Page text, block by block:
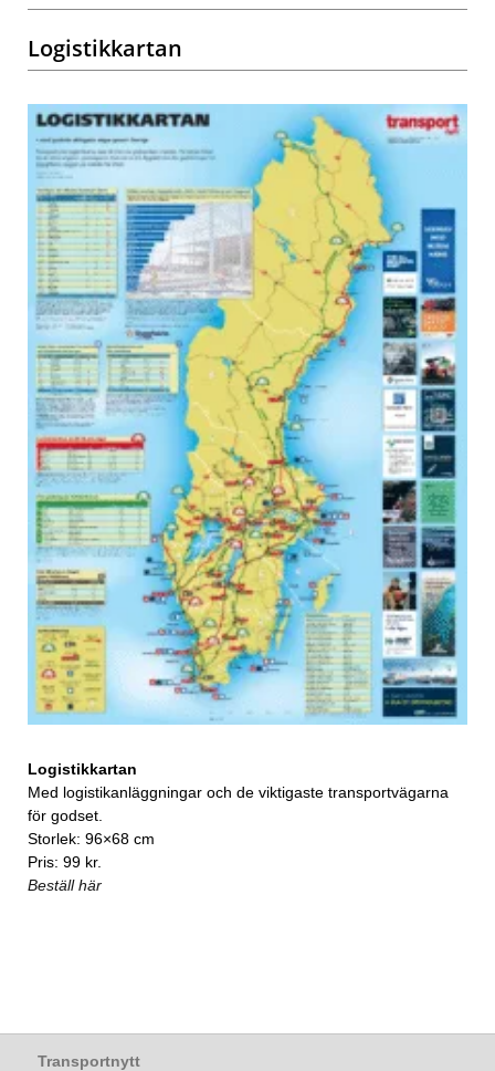
Logistikkartan
Logistikkartan
Med logistikanläggningar och de viktigaste transportvägarna
för godset.
Storlek: 96×68 cm
Pris: 99 kr.
Beställ här
Transportnytt